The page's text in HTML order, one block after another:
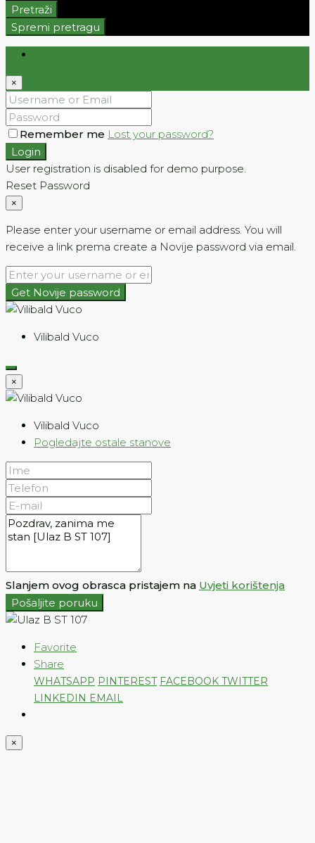
Pretraži
Spremi pretragu
×
Remember me Lost your password?
Login
User registration is disabled for demo purpose.
Reset Password
×
Please enter your username or email address. You will
receive a link prema create a Novije password via email.
Get Novije password
Vilibald Vuco
×
Vilibald Vuco
Pogledajte ostale stanove
Slanjem ovog obrasca pristajem na Uvjeti korištenja
Pošaljite poruku
Favorite
Share
WHATSAPP PINTEREST FACEBOOK TWITTER
LINKEDIN EMAIL
×